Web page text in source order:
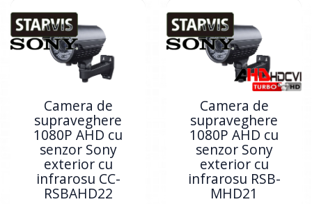
Camera de
supraveghere
1080P AHD cu
senzor Sony
exterior cu
infrarosu CC-
RSBAHD22
Camera de
supraveghere
1080P AHD cu
senzor Sony
exterior cu
infrarosu RSB-
MHD21